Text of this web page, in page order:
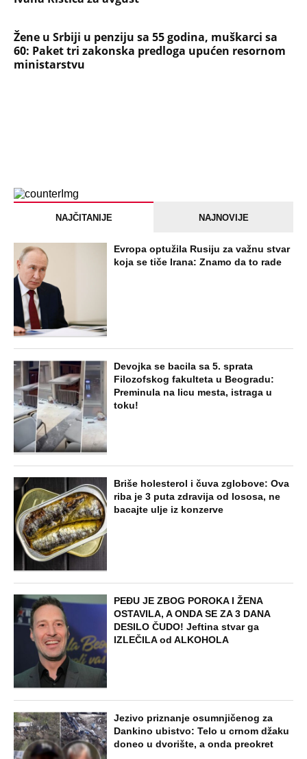
Žene u Srbiji u penziju sa 55 godina, muškarci sa
60: Paket tri zakonska predloga upućen resornom
ministarstvu
NAJČITANIJE NAJNOVIJE
Evropa optužila Rusiju za važnu stvar
koja se tiče Irana: Znamo da to rade
Devojka se bacila sa 5. sprata
Filozofskog fakulteta u Beogradu:
Preminula na licu mesta, istraga u
toku!
Briše holesterol i čuva zglobove: Ova
riba je 3 puta zdravija od lososa, ne
bacajte ulje iz konzerve
PEĐU JE ZBOG POROKA I ŽENA
OSTAVILA, A ONDA SE ZA 3 DANA
DESILO ČUDO! Jeftina stvar ga
IZLEČILA od ALKOHOLA
Jezivo priznanje osumnjičenog za
Dankino ubistvo: Telo u crnom džaku
doneo u dvorište, a onda preokret